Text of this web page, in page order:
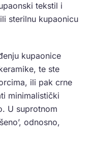
tekstil i
sterilnu kupaonicu
kupaonice
te ste
ili pak crne
minimalistički
U suprotnom
odnosno,